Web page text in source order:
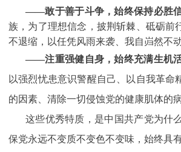
——敢于善于斗争，始终保持必胜
族，为了理想信念，披荆斩棘、砥砺前
不退缩，以任凭风雨来袭、我自岿然不
——注重强健自身，始终充满生机
以强烈忧患意识警醒自己、以自我革
的因素、清除一切侵蚀党的健康肌体的
这些优秀特质，是中国共产党为什
保党永远不变质不变色不变味，始终具